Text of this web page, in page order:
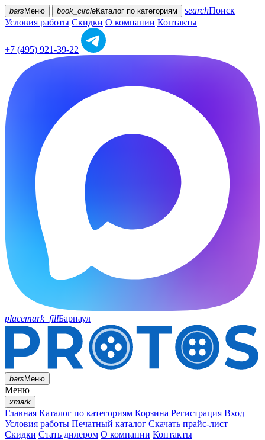
bars Меню book_circleКаталог по категориям searchПоиск
Условия работы Скидки О компании Контакты
+7 (495) 921-39-22
placemark_fillБарнаул
barsМеню
Меню
xmark
Главная Каталог по категориям Корзина Регистрация Вход
Условия работы Печатный каталог Скачать прайс-лист
Скидки Стать дилером О компании Контакты